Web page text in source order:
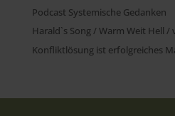
Podcast Systemische Gedanken
Harald`s Song / Warm Weit Hell /
Konfliktlösung ist erfolgreiches